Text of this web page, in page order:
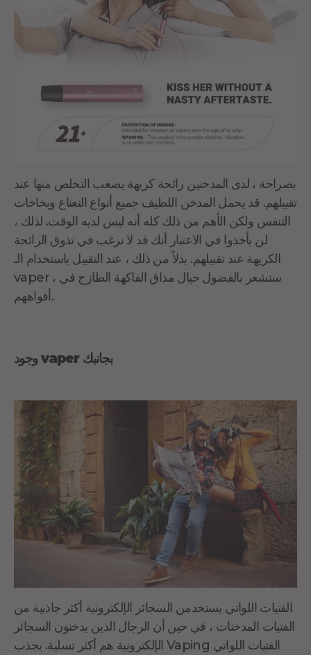
بصراحة ، لدى المدخنين رائحة كريهة يصعب التخلص منها عند
تقبيلهم. قد يحمل المدخن اللطيف جميع أنواع النعناع وبخاخات
التنفس ولكن الأهم من ذلك كله أنه ليس لديه الوقت. لذلك ،
لن يأخذوا في الاعتبار أنك قد لا ترغب في تذوق الرائحة
الكريهة عند تقبيلهم. بدلاً من ذلك ، عند التقبيل باستخدام الـ
vaper ، ستشعر بالفضول حيال مذاق الفاكهة الطازج في
أفواههم.
وجود vaper بجانبك
الفتيات اللواتي يستخدمن السجائر الإلكترونية أكثر جاذبية من
الفتيات المدخنات ، في حين أن الرجال الذين يدخنون السجائر
الإلكترونية هم أكثر تسلية. يجذب Vaping الفتيات اللواتي